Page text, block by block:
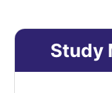
Study